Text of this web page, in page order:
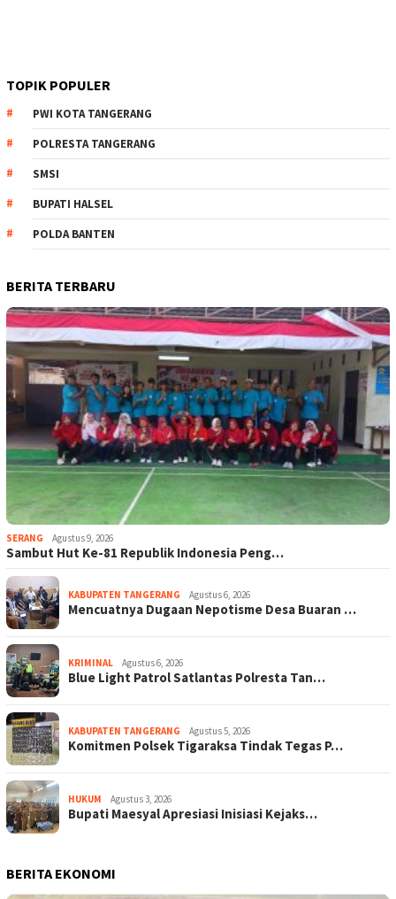
TOPIK POPULER
PWI KOTA TANGERANG
POLRESTA TANGERANG
SMSI
BUPATI HALSEL
POLDA BANTEN
BERITA TERBARU
SERANG Agustus 9, 2026
Sambut Hut Ke-81 Republik Indonesia Peng…
KABUPATEN TANGERANG Agustus 6, 2026
Mencuatnya Dugaan Nepotisme Desa Buaran …
KRIMINAL Agustus 6, 2026
Blue Light Patrol Satlantas Polresta Tan…
KABUPATEN TANGERANG Agustus 5, 2026
Komitmen Polsek Tigaraksa Tindak Tegas P…
HUKUM Agustus 3, 2026
Bupati Maesyal Apresiasi Inisiasi Kejaks…
BERITA EKONOMI